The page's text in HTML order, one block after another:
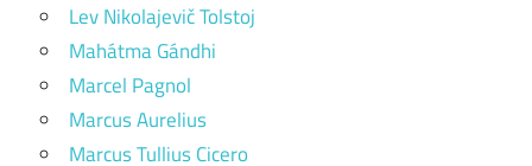
Lev Nikolajevič Tolstoj
Mahátma Gándhi
Marcel Pagnol
Marcus Aurelius
Marcus Tullius Cicero